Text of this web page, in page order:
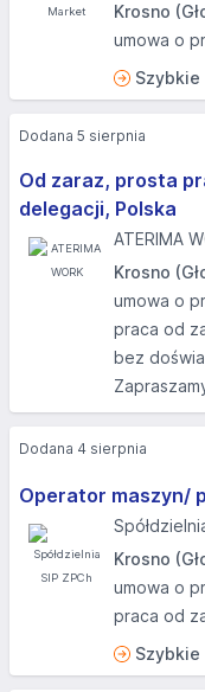
Krosno
umowa o
Od zaraz, prosta
delegacji, Polska
ATERIMA
Krosno
umowa o
praca od
bez
Dodana 5 sierpnia
Operator maszyn/
Krosno
umowa o
praca od
Dodana 4 sierpnia